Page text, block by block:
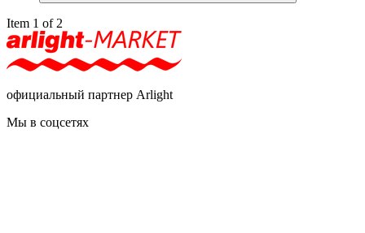
Item 1 of 2
официальный партнер Arlight
Мы в соцсетях